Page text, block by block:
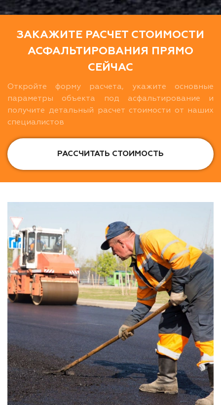
ЗАКАЖИТЕ РАСЧЕТ СТОИМОСТИ
АСФАЛЬТИРОВАНИЯ ПРЯМО
СЕЙЧАС
Откройте форму расчета, укажите основные
параметры объекта под асфальтирование и
получите детальный расчет стоимости от наших
специалистов
РАССЧИТАТЬ СТОИМОСТЬ